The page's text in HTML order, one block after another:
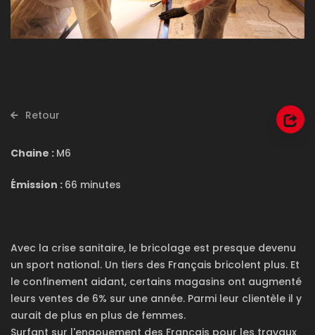
Retour
Chaine : M6
Émission : 66 minutes
Avec la crise sanitaire, le bricolage est presque devenu
un sport national. Un tiers des Français bricolent plus. Et
le confinement aidant, certains magasins ont augmenté
leurs ventes de 6% sur une année. Parmi leur clientèle il y
aurait de plus en plus de femmes.